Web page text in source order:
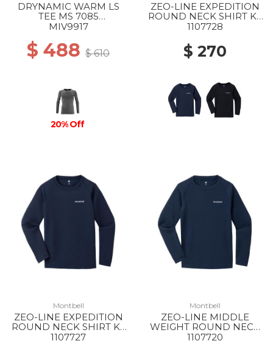
DRYNAMIC WARM LS
TEE MS 7085
ANTHRACITE GREY
MIV9917
$ 488 $ 610
20% Off
ZEO-LINE EXPEDITION
ROUND NECK SHIRT KS
105-120 NV
1107728
$ 270
Montbell
ZEO-LINE EXPEDITION
ROUND NECK SHIRT KS
135-150 NV
1107727
Montbell
ZEO-LINE MIDDLE
WEIGHT ROUND NECK
SHIRT KS 135-150 NV
1107720